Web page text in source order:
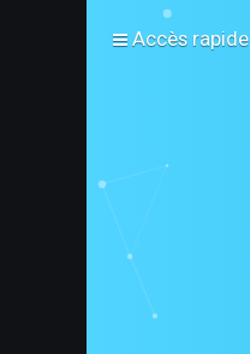
Accès rapide